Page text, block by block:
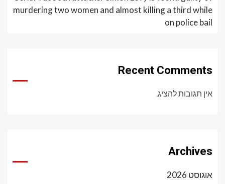
murdering two women and almost killing a third while
on police bail
Recent Comments
אין תגובות להציג.
Archives
אוגוסט 2026